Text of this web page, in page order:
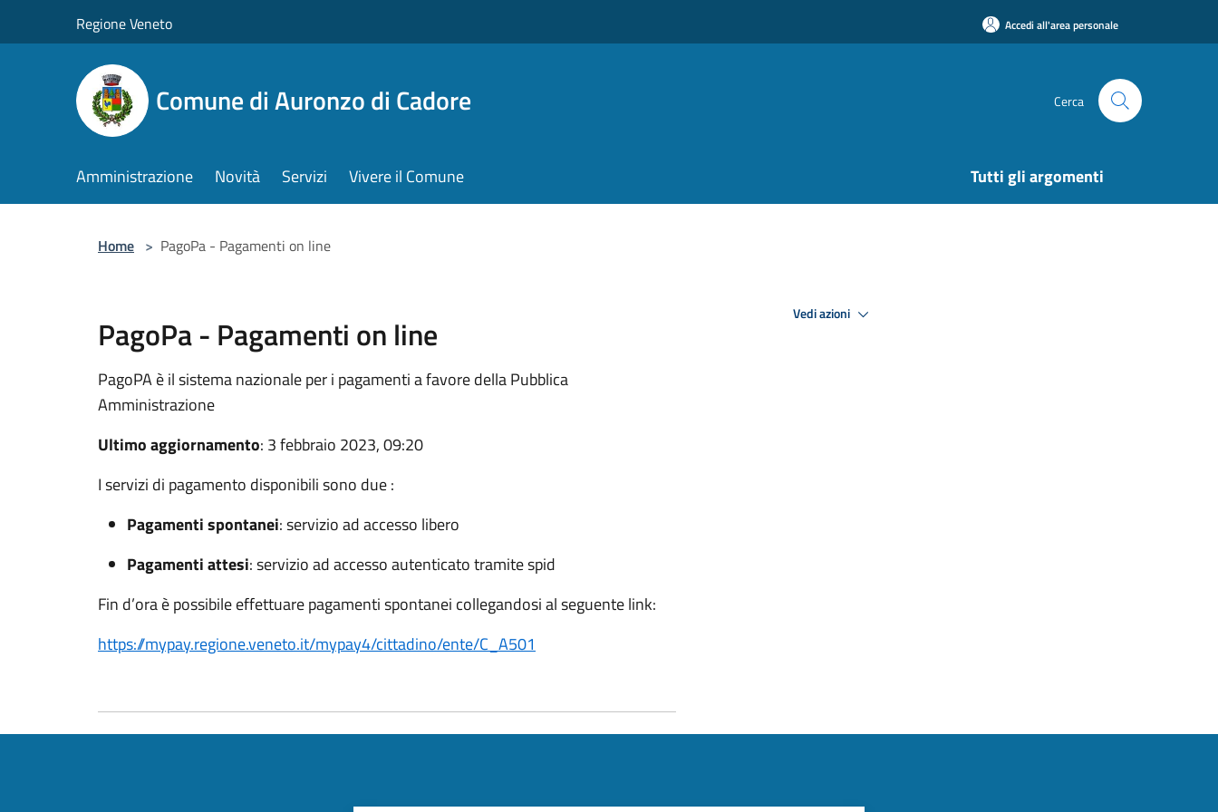
Regione Veneto Accedi all'area personale
Comune di Auronzo di Cadore Cerca
Amministrazione Novità Servizi Vivere il Comune Tutti gli argomenti
Home > PagoPa - Pagamenti on line
PagoPa - Pagamenti on line
PagoPA è il sistema nazionale per i pagamenti a favore della Pubblica
Amministrazione
Ultimo aggiornamento: 3 febbraio 2023, 09:20
I servizi di pagamento disponibili sono due :
Pagamenti spontanei: servizio ad accesso libero
Pagamenti attesi: servizio ad accesso autenticato tramite spid
Fin d’ora è possibile effettuare pagamenti spontanei collegandosi al seguente link:
https://mypay.regione.veneto.it/mypay4/cittadino/ente/C_A501
Vedi azioni